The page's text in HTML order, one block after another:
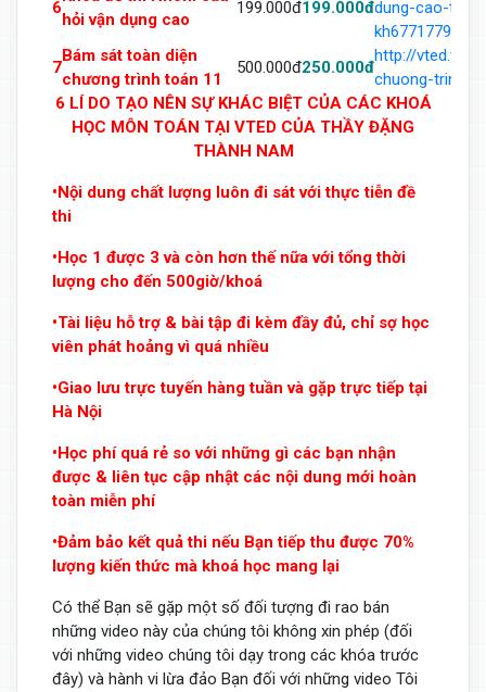
6
hỏi vận dụng cao
199.000đ199.000đdung-cao-
7
Bám sát toàn diện
chương trình toán 11
500.000đ250.000đ
http://vted.vn/
chuong-trinh-
6 LÍ DO TẠO NÊN SỰ KHÁC BIỆT CỦA CÁC KHOÁ
HỌC MÔN TOÁN TẠI VTED CỦA THẦY ĐẶNG
THÀNH NAM
•Nội dung chất lượng luôn đi sát với thực tiễn đề
thi
•Học 1 được 3 và còn hơn thế nữa với tổng thời
lượng cho đến 500giờ/khoá
•Tài liệu hỗ trợ & bài tập đi kèm đầy đủ, chỉ sợ học
viên phát hoảng vì quá nhiều
•Giao lưu trực tuyến hàng tuần và gặp trực tiếp tại
Hà Nội
•Học phí quá rẻ so với những gì các bạn nhận
được & liên tục cập nhật các nội dung mới hoàn
toàn miễn phí
•Đảm bảo kết quả thi nếu Bạn tiếp thu được 70%
lượng kiến thức mà khoá học mang lại
Có thể Bạn sẽ gặp một số đối tượng đi rao bán
những video này của chúng tôi không xin phép (đối
với những video chúng tôi dạy trong các khóa trước
đây) và hành vi lừa đảo Bạn đối với những video Tôi